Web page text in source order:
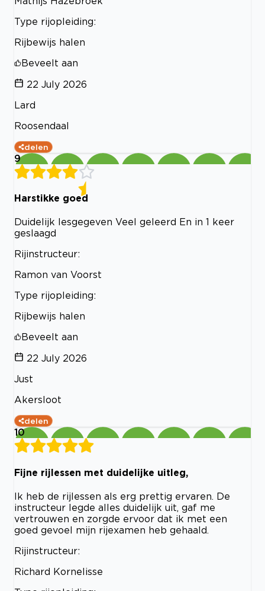
Type rijopleiding:
Rijbewijs halen
Beveelt aan
22 July 2026
Lard
Roosendaal
delen
9
Harstikke goed
Duidelijk lesgegeven Veel geleerd En in 1 keer
geslaagd
Rijinstructeur:
Ramon van Voorst
Type rijopleiding:
Rijbewijs halen
Beveelt aan
22 July 2026
Just
Akersloot
delen
10
Fijne rijlessen met duidelijke uitleg,
Ik heb de rijlessen als erg prettig ervaren. De
instructeur legde alles duidelijk uit, gaf me
vertrouwen en zorgde ervoor dat ik met een
goed gevoel mijn rijexamen heb gehaald.
Rijinstructeur:
Richard Kornelisse